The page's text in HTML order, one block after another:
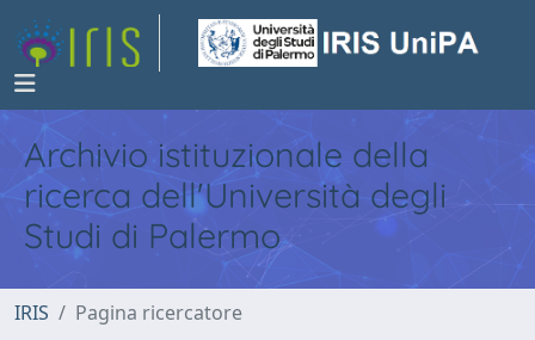
Archivio istituzionale della
ricerca dell'Università degli
Studi di Palermo
IRIS Pagina ricercatore